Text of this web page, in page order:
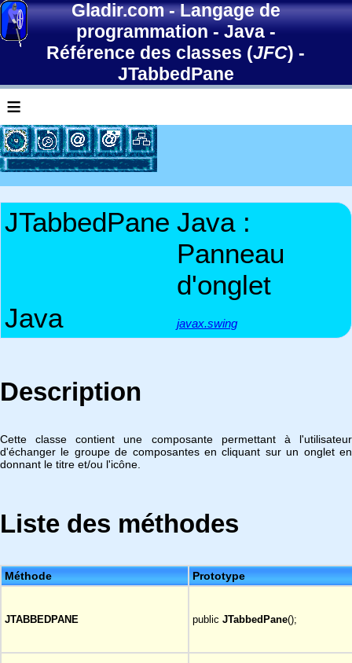
Gladir.com-Langage de
programmation-Java-
Référence des classes (JFC) -
JTabbedPane
≡
JTabbedPane Java :
Panneau
d'onglet
Java
javax.swing
Description
Cette classe contient une composante permettant à l'utilisateur
d'échanger le groupe de composantes en cliquant sur un onglet en
donnant le titre et/ou l'icône.
Liste des méthodes
Méthode Prototype
JTABBEDPANE public JTabbedPane();